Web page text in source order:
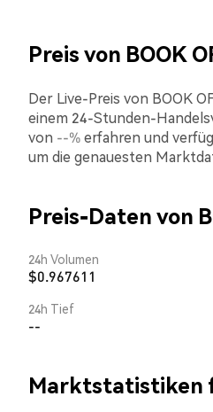
Preis von BOOK
Der Live-Preis von BOOK
einem 24-Stunden-
von --%erfahren und
um die genauesten
Preis-Daten von
24h Volumen
$0.967611
24h Tief
--
Marktstatistiken